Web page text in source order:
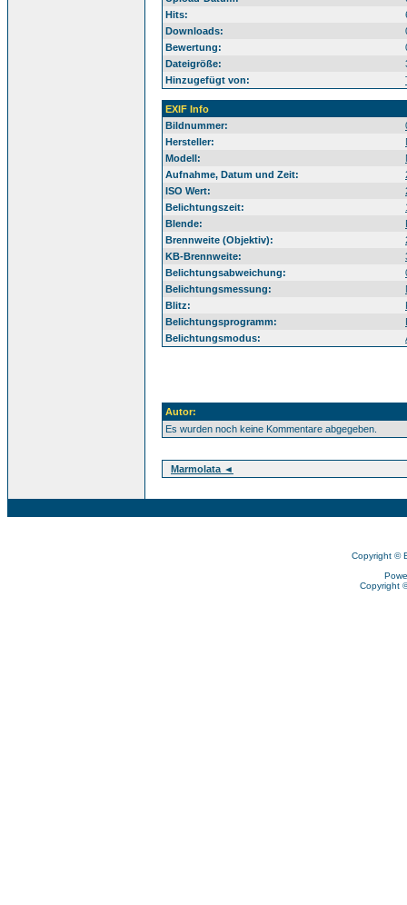
Hits:
Downloads:
Bewertung:
Dateigröße:
Hinzugefügt von:
EXIF Info
Bildnummer:
Hersteller:
Modell:
Aufnahme, Datum und Zeit:
ISO Wert:
Belichtungszeit:
Blende:
Brennweite (Objektiv):
KB-Brennweite:
Belichtungsabweichung:
Belichtungsmessung:
Blitz:
Belichtungsprogramm:
Belichtungsmodus:
Autor:
Es wurden noch keine Kommentare abgegeben.
Marmolata ◄
Copyright ©
Copyright